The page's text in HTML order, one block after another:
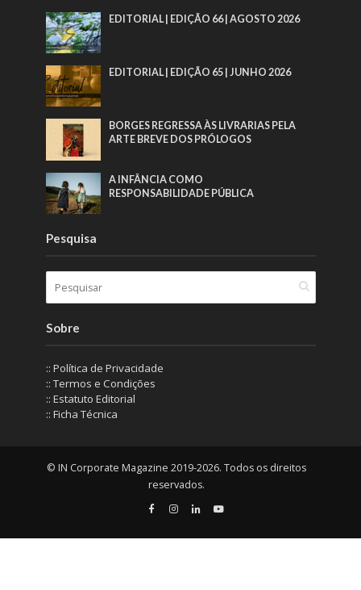
EDITORIAL | EDIÇÃO 66 | AGOSTO 2026
EDITORIAL | EDIÇÃO 65 | JUNHO 2026
BORGES REGRESSA ÀS LIVRARIAS PELA
ARTE BREVE DOS PRÓLOGOS
A INFÂNCIA COMO
RESPONSABILIDADE PÚBLICA
Pesquisa
Sobre
:: Política de Privacidade
:: Termos e Condições
:: Estatuto Editorial
:: Ficha Técnica
© IN Corporate Magazine 2019-2026. Todos os direitos
reservados.